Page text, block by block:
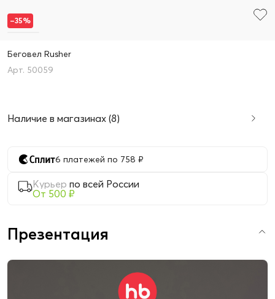
Беговел Rusher
50059
Наличие в магазинах (8)
6 платежей по 758 ₽
Курьер по всей России
От 500 ₽
–35%
Презентация